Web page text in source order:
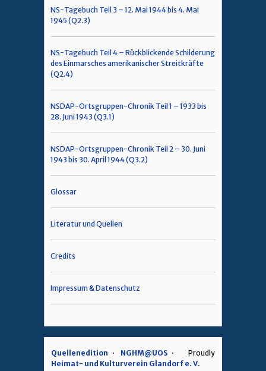
NS-Tagebuch Teil 3 – 12. Mai 1944 bis 4. Mai
1945 (Q2.3)
NS-Tagebuch Teil 4 – Rückblickende Schilderung
des Einmarsches amerikanischer Streitkräfte
(Q2.4)
NSDAP-Ortsgruppen-Chronik Teil 1 – 1933 bis
28. Juni 1943 (Q3.1)
NSDAP-Ortsgruppen-Chronik Teil 2 – 30. Juni
1943 bis 30. April 1944 (Q3.2)
Glossar
Literatur und Quellen
Credits
Impressum & Datenschutz
Quellenedition
NGHM@UOS
Heimat- und Kulturverein Glandorf e. V.
Proudly